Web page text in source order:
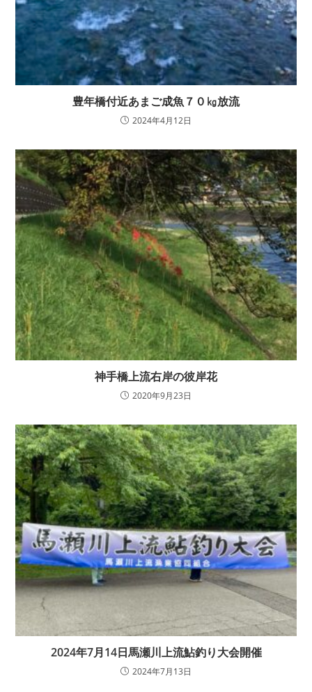
豊年橋付近あまご成魚７０㎏放流
2024年4月12日
神手橋上流右岸の彼岸花
2020年9月23日
2024年7月14日馬瀬川上流鮎釣り大会開催
2024年7月13日